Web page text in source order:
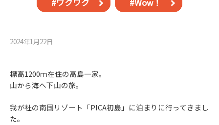
#ワクワク #Wow！
2024年1月22⽇
標高1200ｍ在住の高島一家。
山から海へ下山の旅。
我が社の南国リゾート「PICA初島」に泊まりに行ってきまし
た。